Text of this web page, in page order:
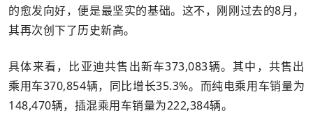
的愈发向好，便是最坚实的基础。这不，刚刚过去的8月，
其再次创下了历史新高。
具体来看，比亚迪共售出新车373,083辆。其中，共售出
乘用车370,854辆，同比增长35.3%。而纯电乘用车销量为
148,470辆，插混乘用车销量为222,384辆。